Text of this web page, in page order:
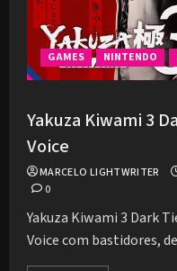
GAMES NINTENDO
Yakuza Kiwami 3
Voice
MARCELO LIGHTWRITER
0
Yakuza Kiwami 3 Dark
Voice com bastidores,